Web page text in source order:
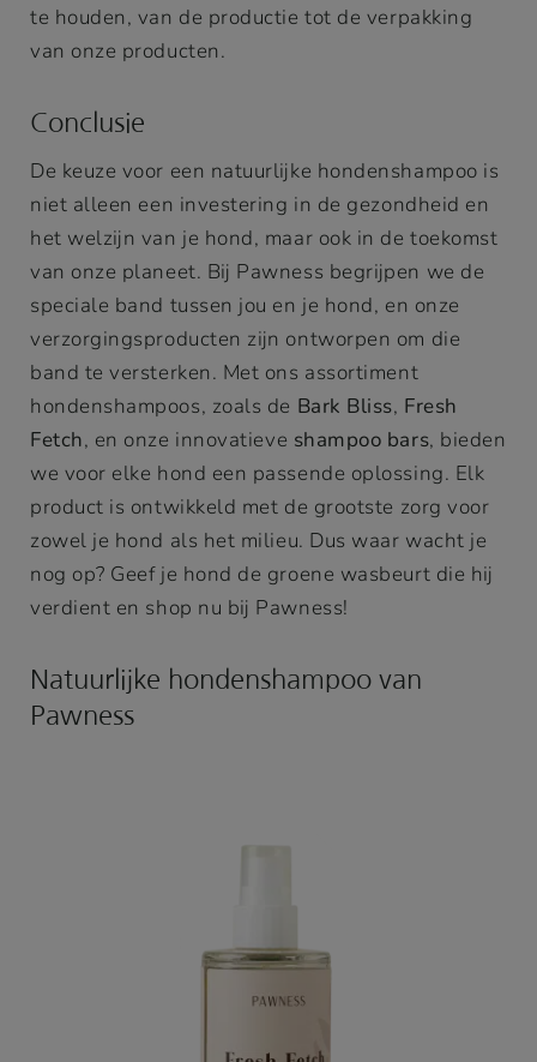
te houden, van de productie tot de verpakking
van onze producten.
Conclusie
De keuze voor een natuurlijke hondenshampoo is
niet alleen een investering in de gezondheid en
het welzijn van je hond, maar ook in de toekomst
van onze planeet. Bij Pawness begrijpen we de
speciale band tussen jou en je hond, en onze
verzorgingsproducten zijn ontworpen om die
band te versterken. Met ons assortiment
hondenshampoos, zoals de Bark Bliss, Fresh
Fetch, en onze innovatieve shampoo bars, bieden
we voor elke hond een passende oplossing. Elk
product is ontwikkeld met de grootste zorg voor
zowel je hond als het milieu. Dus waar wacht je
nog op? Geef je hond de groene wasbeurt die hij
verdient en shop nu bij Pawness!
Natuurlijke hondenshampoo van
Pawness